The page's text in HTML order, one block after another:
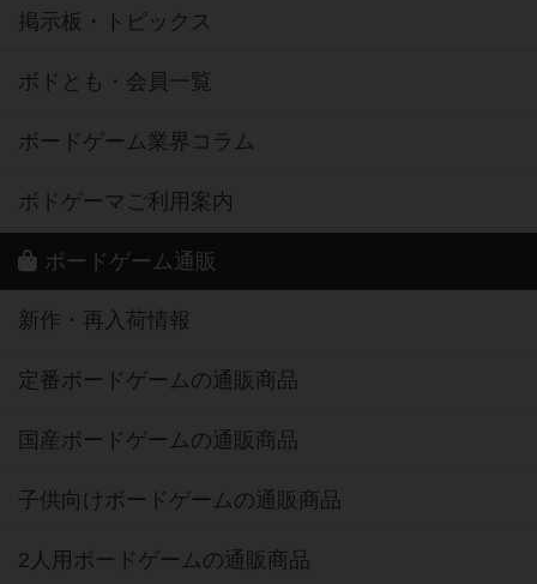
掲示板・トピックス
ボドとも・会員一覧
ボードゲーム業界コラム
ボドゲーマご利用案内
ボードゲーム通販
新作・再入荷情報
定番ボードゲームの通販商品
国産ボードゲームの通販商品
子供向けボードゲームの通販商品
2人用ボードゲームの通販商品